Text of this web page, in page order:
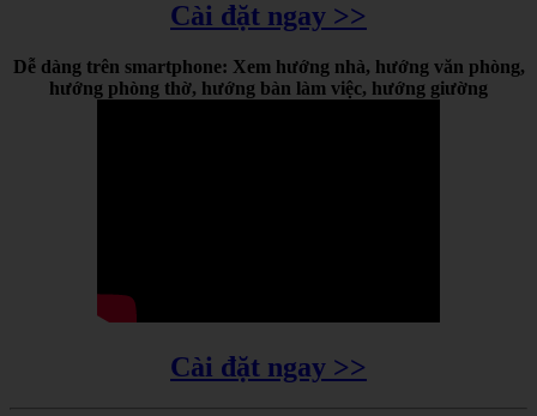
Cài đặt ngay >>
Dễ dàng trên smartphone: Xem hướng nhà, hướng văn phòng,
hướng phòng thờ, hướng bàn làm việc, hướng giường
Cài đặt ngay >>